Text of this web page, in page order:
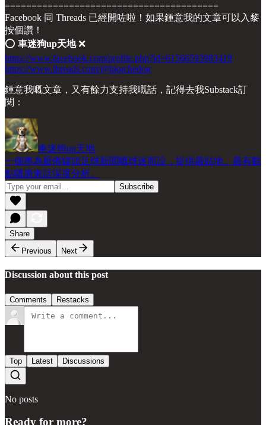
========================================
Facebook 同 Threads 已經開咗啦！如果鍾意我的文章可以入黎
按個讚！
⭕️ 車迷狗up天地❌
https://www.facebook.com/profile.php?id=61566593983419
https://www.threads.com/@hkgchedog
鍾意我嘅文章，又有餘力支持我嘅話，記得去我Substack訂
閱：
車迷狗up天地
一個專為厭倦罐頭足球新聞嘅球迷而設，提供最貼地、最有觀
點嘅廣東話深度分析。
Share
Previous
Next
Discussion about this post
Comments Restacks
Top Latest Discussions
No posts
Ready for more?